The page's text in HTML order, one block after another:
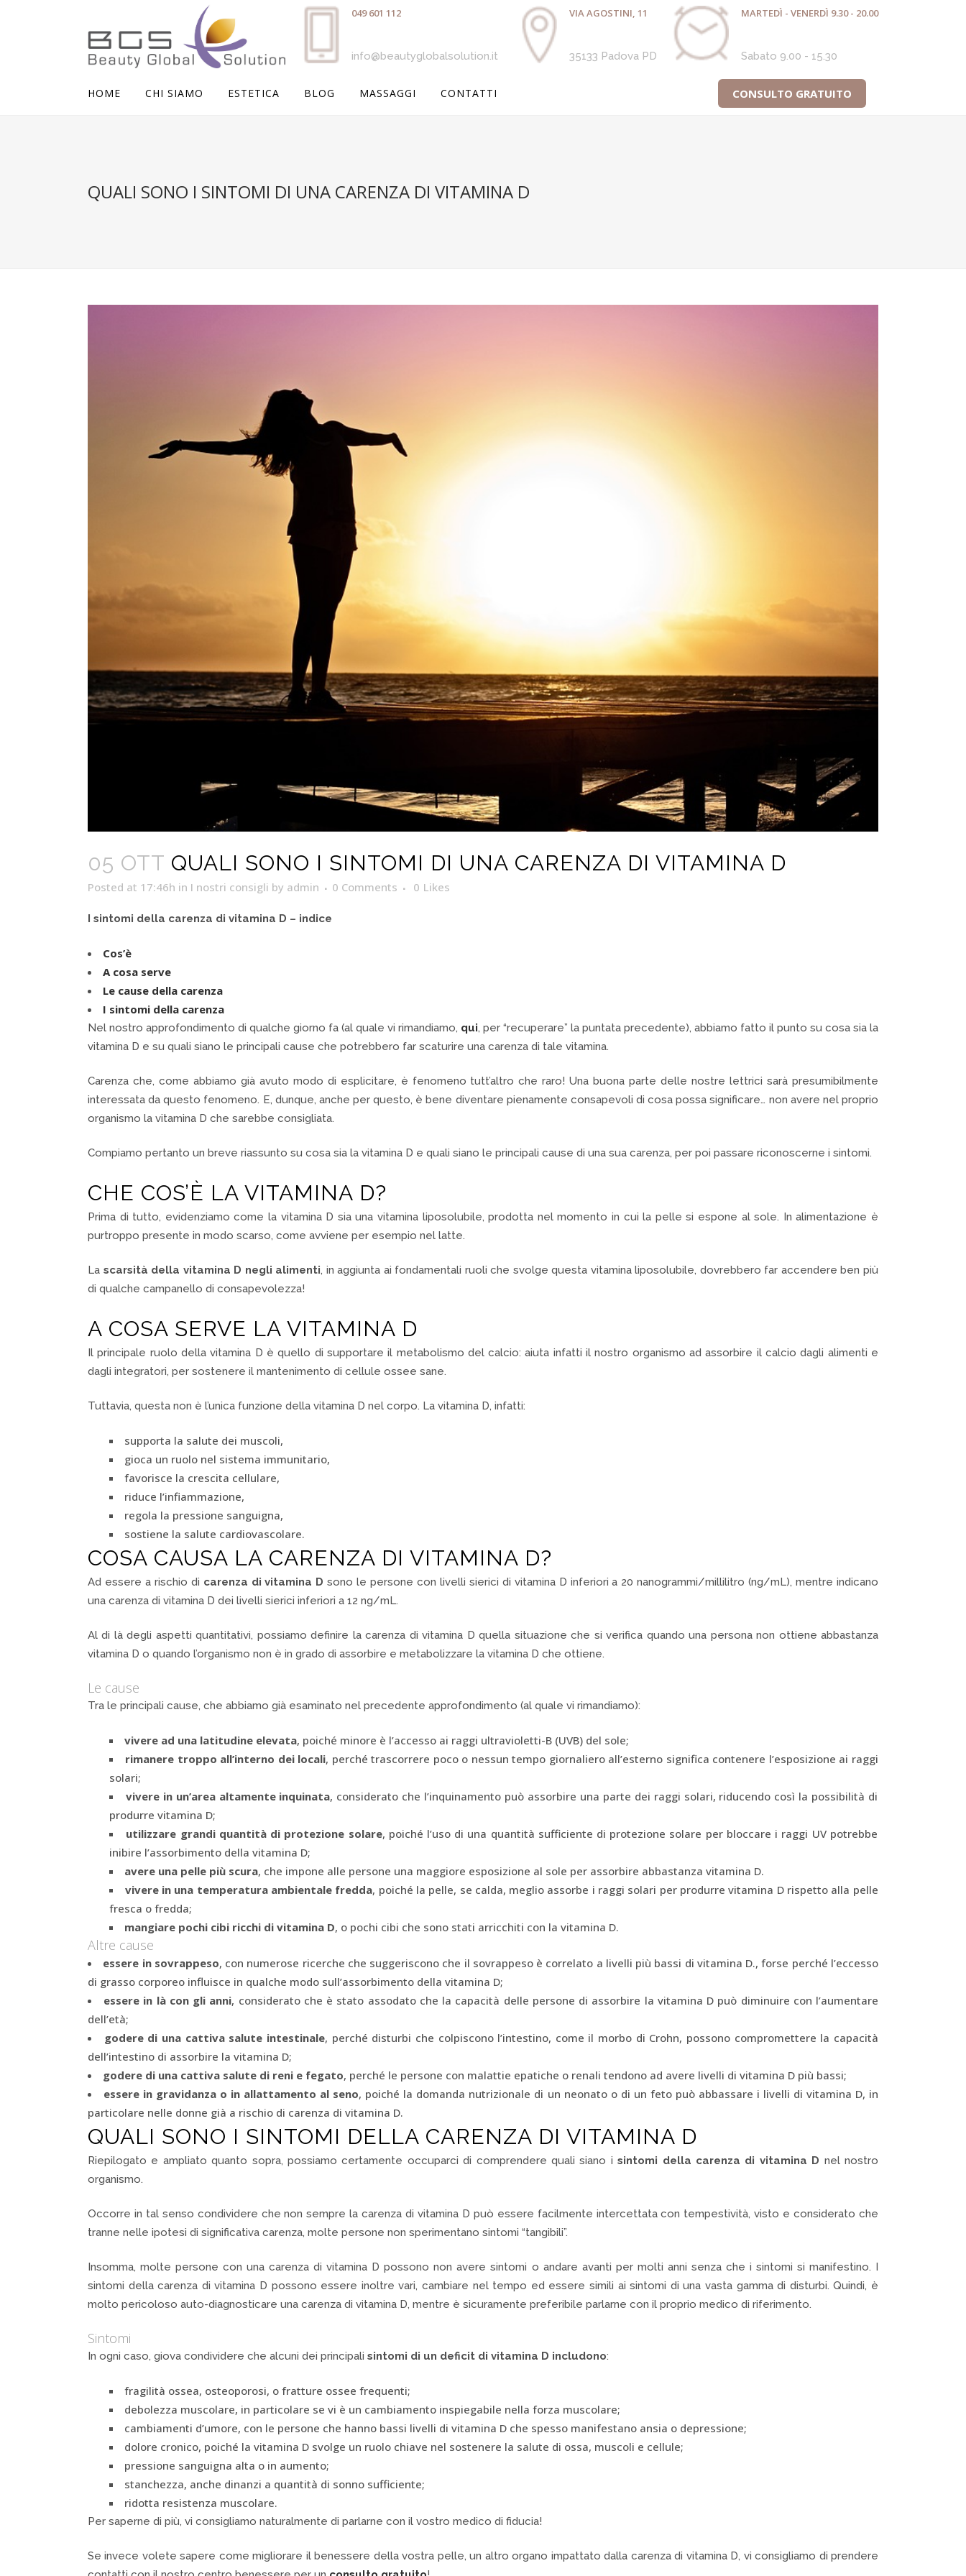
049 601 112
info@beautyglobalsolution.it
VIA AGOSTINI, 11
35133 Padova PD
MARTEDÌ - VENERDÌ 9.30 - 20.00
Sabato 9.00 - 15.30
HOME CHI SIAMO ESTETICA BLOG MASSAGGI CONTATTI CONSULTO GRATUITO
QUALI SONO I SINTOMI DI UNA CARENZA DI VITAMINA D
05 OTT QUALI SONO I SINTOMI DI UNA CARENZA DI VITAMINA D
Posted at 17:46h in I nostri consigli by admin 0 Comments 0 Likes
I sintomi della carenza di vitamina D – indice
Cos’è
A cosa serve
Le cause della carenza
I sintomi della carenza
Nel nostro approfondimento di qualche giorno fa (al quale vi rimandiamo, qui, per “recuperare” la puntata precedente), abbiamo fatto il punto su cosa sia la
vitamina D e su quali siano le principali cause che potrebbero far scaturire una carenza di tale vitamina.
Carenza che, come abbiamo già avuto modo di esplicitare, è fenomeno tutt’altro che raro! Una buona parte delle nostre lettrici sarà presumibilmente
interessata da questo fenomeno. E, dunque, anche per questo, è bene diventare pienamente consapevoli di cosa possa significare… non avere nel proprio
organismo la vitamina D che sarebbe consigliata.
Compiamo pertanto un breve riassunto su cosa sia la vitamina D e quali siano le principali cause di una sua carenza, per poi passare riconoscerne i sintomi.
CHE COS’È LA VITAMINA D?
Prima di tutto, evidenziamo come la vitamina D sia una vitamina liposolubile, prodotta nel momento in cui la pelle si espone al sole. In alimentazione è
purtroppo presente in modo scarso, come avviene per esempio nel latte.
La scarsità della vitamina D negli alimenti, in aggiunta ai fondamentali ruoli che svolge questa vitamina liposolubile, dovrebbero far accendere ben più
di qualche campanello di consapevolezza!
A COSA SERVE LA VITAMINA D
Il principale ruolo della vitamina D è quello di supportare il metabolismo del calcio: aiuta infatti il nostro organismo ad assorbire il calcio dagli alimenti e
dagli integratori, per sostenere il mantenimento di cellule ossee sane.
Tuttavia, questa non è l’unica funzione della vitamina D nel corpo. La vitamina D, infatti:
supporta la salute dei muscoli,
gioca un ruolo nel sistema immunitario,
favorisce la crescita cellulare,
riduce l’infiammazione,
regola la pressione sanguigna,
sostiene la salute cardiovascolare.
COSA CAUSA LA CARENZA DI VITAMINA D?
Ad essere a rischio di carenza di vitamina D sono le persone con livelli sierici di vitamina D inferiori a 20 nanogrammi/millilitro (ng/mL), mentre indicano
una carenza di vitamina D dei livelli sierici inferiori a 12 ng/mL.
Al di là degli aspetti quantitativi, possiamo definire la carenza di vitamina D quella situazione che si verifica quando una persona non ottiene abbastanza
vitamina D o quando l’organismo non è in grado di assorbire e metabolizzare la vitamina D che ottiene.
Le cause
Tra le principali cause, che abbiamo già esaminato nel precedente approfondimento (al quale vi rimandiamo):
vivere ad una latitudine elevata, poiché minore è l’accesso ai raggi ultravioletti-B (UVB) del sole;
rimanere troppo all’interno dei locali, perché trascorrere poco o nessun tempo giornaliero all’esterno significa contenere l’esposizione ai raggi
solari;
vivere in un’area altamente inquinata, considerato che l’inquinamento può assorbire una parte dei raggi solari, riducendo così la possibilità di
produrre vitamina D;
utilizzare grandi quantità di protezione solare, poiché l’uso di una quantità sufficiente di protezione solare per bloccare i raggi UV potrebbe
inibire l’assorbimento della vitamina D;
avere una pelle più scura, che impone alle persone una maggiore esposizione al sole per assorbire abbastanza vitamina D.
vivere in una temperatura ambientale fredda, poiché la pelle, se calda, meglio assorbe i raggi solari per produrre vitamina D rispetto alla pelle
fresca o fredda;
mangiare pochi cibi ricchi di vitamina D, o pochi cibi che sono stati arricchiti con la vitamina D.
Altre cause
essere in sovrappeso, con numerose ricerche che suggeriscono che il sovrappeso è correlato a livelli più bassi di vitamina D., forse perché l’eccesso
di grasso corporeo influisce in qualche modo sull’assorbimento della vitamina D;
essere in là con gli anni, considerato che è stato assodato che la capacità delle persone di assorbire la vitamina D può diminuire con l’aumentare
dell’età;
godere di una cattiva salute intestinale, perché disturbi che colpiscono l’intestino, come il morbo di Crohn, possono compromettere la capacità
dell’intestino di assorbire la vitamina D;
godere di una cattiva salute di reni e fegato, perché le persone con malattie epatiche o renali tendono ad avere livelli di vitamina D più bassi;
essere in gravidanza o in allattamento al seno, poiché la domanda nutrizionale di un neonato o di un feto può abbassare i livelli di vitamina D, in
particolare nelle donne già a rischio di carenza di vitamina D.
QUALI SONO I SINTOMI DELLA CARENZA DI VITAMINA D
Riepilogato e ampliato quanto sopra, possiamo certamente occuparci di comprendere quali siano isintomi della carenza di vitamina D nel nostro
organismo.
Occorre in tal senso condividere che non sempre la carenza di vitamina D può essere facilmente intercettata con tempestività, visto e considerato che
tranne nelle ipotesi di significativa carenza, molte persone non sperimentano sintomi “tangibili”.
Insomma, molte persone con una carenza di vitamina D possono non avere sintomi o andare avanti per molti anni senza che i sintomi si manifestino. I
sintomi della carenza di vitamina D possono essere inoltre vari, cambiare nel tempo ed essere simili ai sintomi di una vasta gamma di disturbi. Quindi, è
molto pericoloso auto-diagnosticare una carenza di vitamina D, mentre è sicuramente preferibile parlarne con il proprio medico di riferimento.
Sintomi
In ogni caso, giova condividere che alcuni dei principali sintomi di un deficit di vitamina D includono:
fragilità ossea, osteoporosi, o fratture ossee frequenti;
debolezza muscolare, in particolare se vi è un cambiamento inspiegabile nella forza muscolare;
cambiamenti d’umore, con le persone che hanno bassi livelli di vitamina D che spesso manifestano ansia o depressione;
dolore cronico, poiché la vitamina D svolge un ruolo chiave nel sostenere la salute di ossa, muscoli e cellule;
pressione sanguigna alta o in aumento;
stanchezza, anche dinanzi a quantità di sonno sufficiente;
ridotta resistenza muscolare.
Per saperne di più, vi consigliamo naturalmente di parlarne con il vostro medico di fiducia!
Se invece volete sapere come migliorare il benessere della vostra pelle, un altro organo impattato dalla carenza di vitamina D, vi consigliamo di prendere